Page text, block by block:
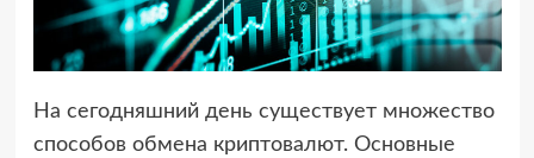
На сегодняшний день существует множество
способов обмена криптовалют. Основные